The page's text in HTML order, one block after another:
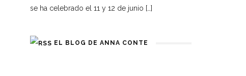
se ha celebrado el 11 y 12 de junio […]
EL BLOG DE ANNA CONTE